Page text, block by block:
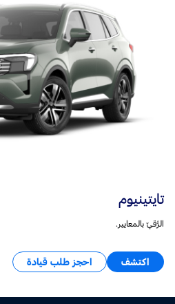
تايتينيوم
الرُّقيّ بالمعايير.
اكتشف احجز طلب قيادة